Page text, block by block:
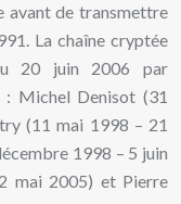
avant de transmettre
La chaîne cryptée
20 juin 2006 par
: Michel Denisot (31
(11 mai 1998 – 21
1998 – 5 juin
mai 2005) et Pierre